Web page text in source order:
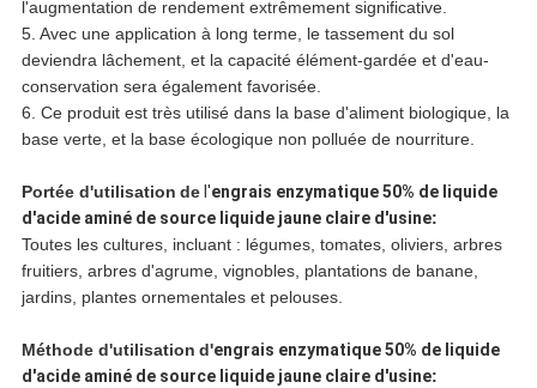
l'augmentation de rendement extrêmement significative.
5. Avec une application à long terme, le tassement du sol
deviendra lâchement, et la capacité élément-gardée et d'eau-
conservation sera également favorisée.
6. Ce produit est très utilisé dans la base d'aliment biologique, la
base verte, et la base écologique non polluée de nourriture.
Portée d'utilisation del'engrais enzymatique 50% de liquide
d'acide aminé de source liquide jaune claire d'usine:
Toutes les cultures, incluant : légumes, tomates, oliviers, arbres
fruitiers, arbres d'agrume, vignobles, plantations de banane,
jardins, plantes ornementales et pelouses.
Méthode d'utilisation d'engrais enzymatique 50% de liquide
d'acide aminé de source liquide jaune claire d'usine: